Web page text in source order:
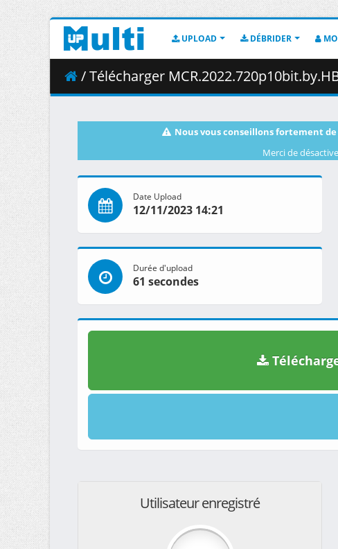
UPLOAD DÉBRIDER
/ Télécharger
Nous vous conseillons fortement
Merci de
Date Upload
12/11/2023 14:21
Durée d'upload
61 secondes
Utilisateur enregistré